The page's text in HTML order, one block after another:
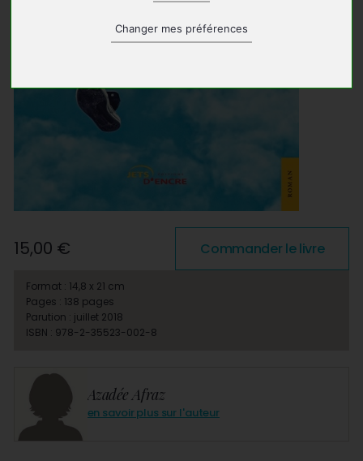
Changer mes préférences
Azadée Afraz
en savoir plus sur l'auteur
15,00 € Commander le livre
Format : 14,8 x 21 cm
Pages : 138 pages
Parution : juillet 2018
ISBN : 978-2-35523-002-8